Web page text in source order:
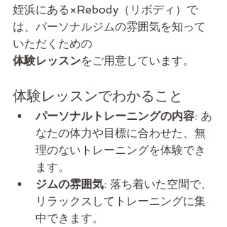
姪浜にある×Rebody（リボディ）で
は、パーソナルジムの雰囲気を知って
いただくための
体験レッスンをご用意しています。
体験レッスンでわかること
パーソナルトレーニングの内容: あ
なたの体力や目標に合わせた、無
理のないトレーニングを体験でき
ます。
ジムの雰囲気: 落ち着いた空間で、
リラックスしてトレーニングに集
中できます。